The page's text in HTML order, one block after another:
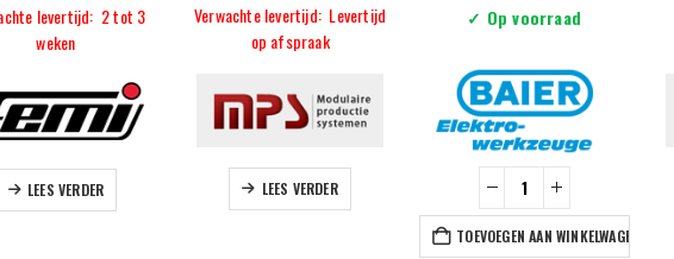
levertijd: 2 tot 3
weken
LEES VERDER
Verwachte levertijd: Levertijd
op afspraak
LEES VERDER
✓ Op voorraad
TOEVOEGEN AAN WINKELWAGEN